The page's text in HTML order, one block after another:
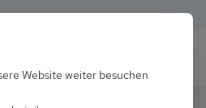
Website weiter besuchen